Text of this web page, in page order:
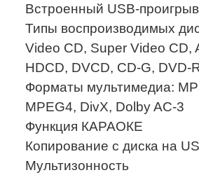
Встроенный USB-
Типы воспроизводимых
Video CD, Super Video CD,
HDCD, DVCD, CD-G, DVD-
Форматы мультимедиа:
MPEG4, DivX, Dolby AC-3
Функция КАРАОКЕ
Копирование с диска на
Мультизонность